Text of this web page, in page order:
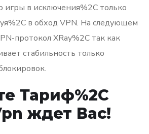
игры в исключения%2C только
в обход VPN. На следующем
протокол XRay%2C так как
стабильность только
Тариф%2C
ждет Вас!